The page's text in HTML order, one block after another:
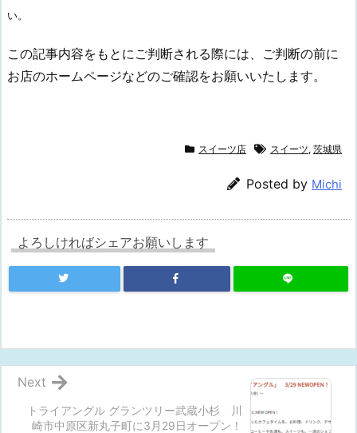
い。
この記事内容をもとにご判断される際には、ご判断の前に
お店のホームページなどのご確認をお願いいたします。
スイーツ店 スイーツ, 茨城県
Posted by Michi
よろしければシェアお願いします
トライアングル グランツリー武蔵小杉 川
崎市中原区新丸子町に3月29日オープン！
Next